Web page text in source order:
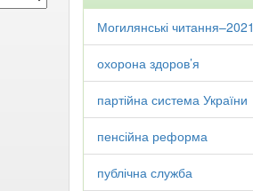
Могилянські читання–2021
охорона здоров’я
партійна система України
пенсійна реформа
публічна служба